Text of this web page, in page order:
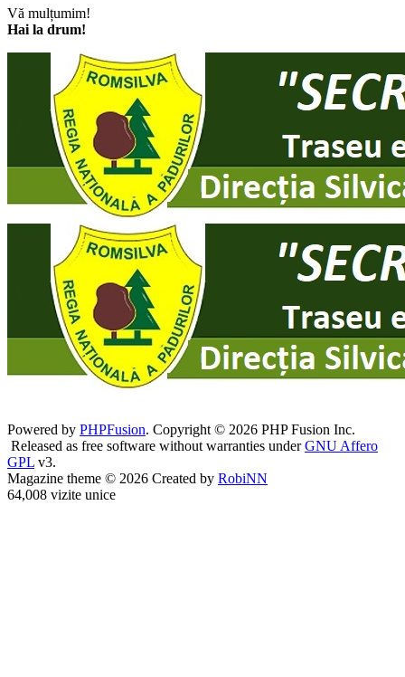
Vă mulțumim!
Hai la drum!
Powered by PHPFusion. Copyright © 2026 PHP Fusion Inc.
Released as free software without warranties underGNU Affero
GPL v3.
Magazine theme © 2026 Created by RobiNN
64,008 vizite unice